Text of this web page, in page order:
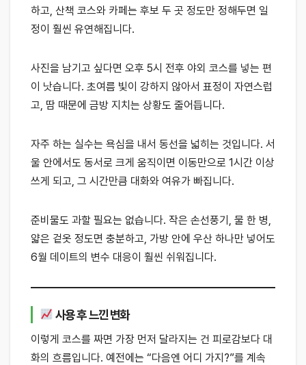
하고, 산책 코스와 카페는 후보 두 곳 정도만 정해두면 일
정이 훨씬 유연해집니다.
사진을 남기고 싶다면 오후 5시 전후 야외 코스를 넣는 편
이 낫습니다. 초여름 빛이 강하지 않아서 표정이 자연스럽
고, 땀 때문에 금방 지치는 상황도 줄어듭니다.
자주 하는 실수는 욕심을 내서 동선을 넓히는 것입니다. 서
울 안에서도 동서로 크게 움직이면 이동만으로 1시간 이상
쓰게 되고, 그 시간만큼 대화와 여유가 빠집니다.
준비물도 과할 필요는 없습니다. 작은 손선풍기, 물 한 병,
얇은 겉옷 정도면 충분하고, 가방 안에 우산 하나만 넣어도
6월 데이트의 변수 대응이 훨씬 쉬워집니다.
사용 후 느낀 변화
이렇게 코스를 짜면 가장 먼저 달라지는 건 피로감보다 대
화의 흐름입니다. 예전에는 “다음엔 어디 가지?”를 계속